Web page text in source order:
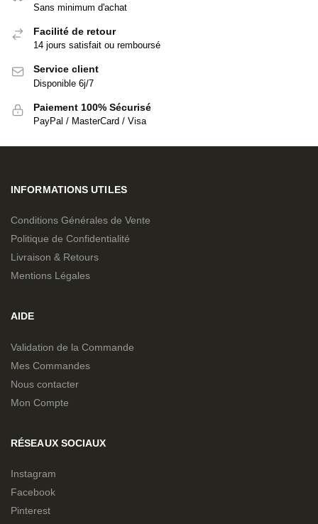
Sans minimum d'achat
Facilité de retour
14 jours satisfait ou remboursé
Service client
Disponible 6j/7
Paiement 100% Sécurisé
PayPal / MasterCard / Visa
INFORMATIONS UTILES
Conditions Générales de Vente
Politique de Confidentialité
Livraison & Retours
Mentions Légales
AIDE
Validation de la Commande
Mes Commandes
Nous contacter
Mon Compte
RÉSEAUX SOCIAUX
Instagram
Facebook
Pinterest